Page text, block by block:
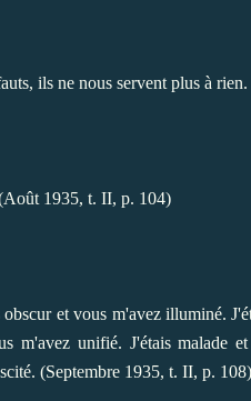
ils ne nous servent plus à
1935, t. II, p. 104)
et vous m'avez illuminé.
m'avez unifié. J'étais malade
(Septembre 1935, t. II, p. 108)